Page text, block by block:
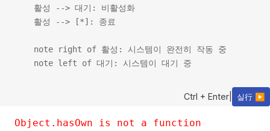
    활성 --> 대기: 비활성화
    활성 --> [*]: 종료
    note right of 활성: 시스템이 완전히 작동 중
Ctrl + Enter 실行 ▶
Object.hasOwn is not a function